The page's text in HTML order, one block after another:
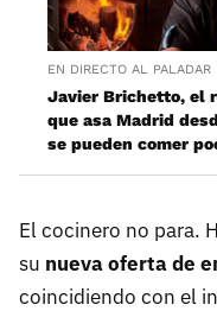
EN DIRECTO AL PALADAR
Javier Brichetto, el
que asa Madrid
se pueden comer
El cocinero no para.
su nueva oferta de
coincidiendo con el